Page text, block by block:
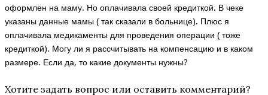
оформлен на маму. Но оплачивала своей кредиткой. В чеке
указаны данные мамы ( так сказали в больнице). Плюс я
оплачивала медикаменты для проведения операции ( тоже
кредиткой). Могу ли я рассчитывать на компенсацию и в каком
размере. Если да, то какие документы нужны?
Хотите задать вопрос или оставить комментарий?